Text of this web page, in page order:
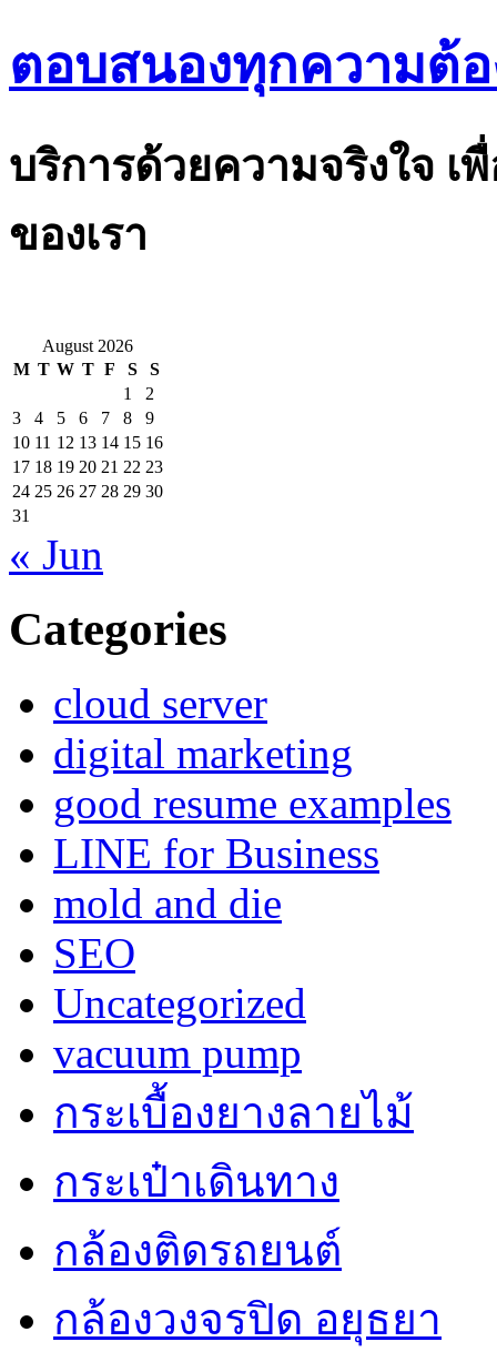
ตอบสนองทุกความต้
บริการด้วยความจริงใจ
ของเรา
August 2026
M T W T F S
S
1
2
3
4 5 6 7 8
9
10 11 12 13 14 15 16
17 18 19 20 21 22 23
24 25 26 27 28 29 30
31
« Jun
Categories
cloud server
digital marketing
good resume examples
LINE for Business
mold and die
SEO
Uncategorized
vacuum pump
กระเบื้องยางลายไม้
กระเป๋าเดินทาง
กล้องติดรถยนต์
กล้องวงจรปิด อยุธยา